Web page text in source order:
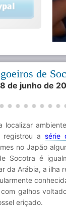
de
de junho de
localizar
a série
no Japão
Socotra é
da Arábia, a ilha
galhos
eriçado.